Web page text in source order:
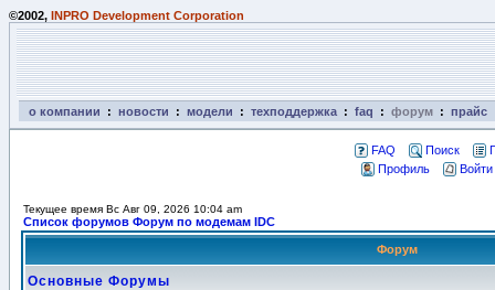
©2002, INPRO Development Corporation
о компании : новости : модели : техподдержка : faq : форум : прайс
FAQ Поиск
Профиль
Текущее время Вс Авг 09, 2026 10:04 am
Список форумов Форум по модемам IDC
Форум
Основные Форумы